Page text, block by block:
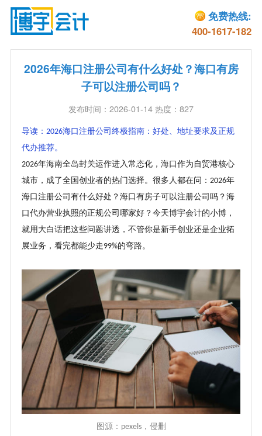
免费热线:
400-1617-182
2026年海口注册公司有什么好处？海口有房
子可以注册公司吗？
发布时间：2026-01-14 热度：827
导读： 2026海口注册公司终极指南：好处、地址要求及正规
代办推荐。
2026年海南全岛封关运作进入常态化，海口作为自贸港核心
城市，成了全国创业者的热门选择。很多人都在问： 2026年
海口注册公司有什么好处？海口有房子可以注册公司吗？海
口代办营业执照的正规公司哪家好？今天博宇会计的小博，
就用大白话把这些问题讲透，不管你是新手创业还是企业拓
展业务，看完都能少走99%的弯路。
图源： pexels，侵删